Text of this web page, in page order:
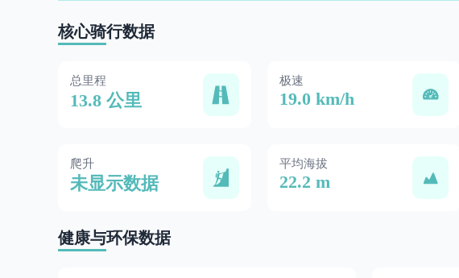
核心骑行数据
总里程
13.8 公里
极速
19.0 km/h
爬升
未显示数据
平均海拔
22.2 m
健康与环保数据